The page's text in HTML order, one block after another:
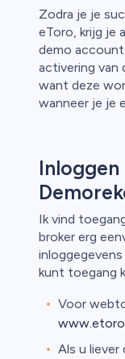
Zodra je je
eToro, krijg je
demo
activering van
want deze
wanneer je je
Ik vind
broker erg
kunt toegang
Voor
Als u liever